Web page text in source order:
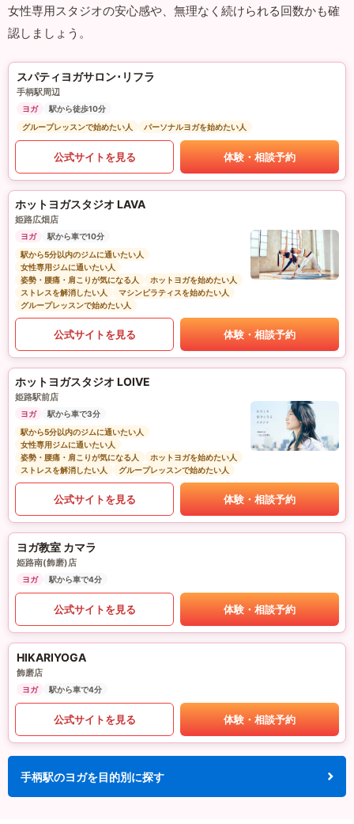
女性専用スタジオの安心感や、無理なく続けられる回数かも確
認しましょう。
スパティヨガサロン･リフラ
手柄駅周辺
ヨガ
駅から徒歩10分
グループレッスンで始めたい人
パーソナルヨガを始めたい人
公式サイトを見る 体験・相談予約
ホットヨガスタジオ LAVA
姫路広畑店
ヨガ
駅から車で10分
駅から5分以内のジムに通いたい人
女性専用ジムに通いたい人
姿勢・腰痛・肩こりが気になる人
ホットヨガを始めたい人
ストレスを解消したい人
マシンピラティスを始めたい人
グループレッスンで始めたい人
公式サイトを見る 体験・相談予約
ホットヨガスタジオ LOIVE
姫路駅前店
ヨガ
駅から車で3分
駅から5分以内のジムに通いたい人
女性専用ジムに通いたい人
姿勢・腰痛・肩こりが気になる人
ホットヨガを始めたい人
ストレスを解消したい人
グループレッスンで始めたい人
公式サイトを見る 体験・相談予約
ヨガ教室 カマラ
姫路南(飾磨)店
ヨガ 駅から車で4分
公式サイトを見る 体験・相談予約
HIKARIYOGA
飾磨店
ヨガ 駅から車で4分
公式サイトを見る 体験・相談予約
手柄駅のヨガを目的別に探す